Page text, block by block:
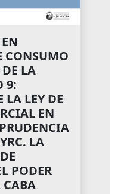
CONSUMO
LA
9:
LEY DE
EN
LA
PODER
CABA